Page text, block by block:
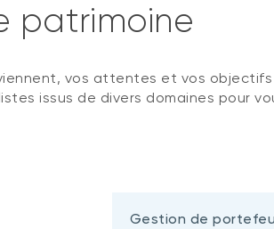
patrimoine
vos attentes et vos
issus de divers domaines pour
Gestion de